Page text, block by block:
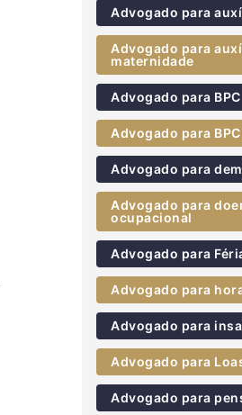
Advogado para
Advogado para
maternidade
Advogado para BPC
Advogado para
Advogado para
Advogado para
ocupacional
Advogado para
Advogado para
Advogado para
Advogado para
Advogado para